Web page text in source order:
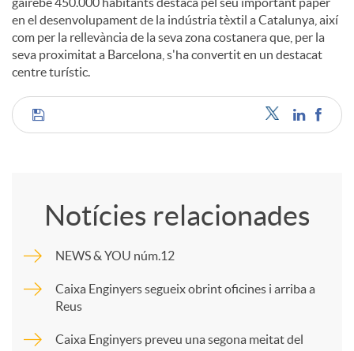
en el desenvolupament de la indústria tèxtil a Catalunya, així
com per la rellevància de la seva zona costanera que, per la
seva proximitat a Barcelona, s'ha convertit en un destacat
centre turístic.
C
p
a
Notícies relacionades
NEWS & YOU núm.12
Caixa Enginyers segueix obrint oficines i arriba a
Reus
Caixa Enginyers preveu una segona meitat del